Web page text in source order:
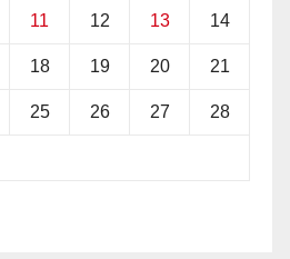
11 12 13 14
18 19 20 21
25 26 27 28